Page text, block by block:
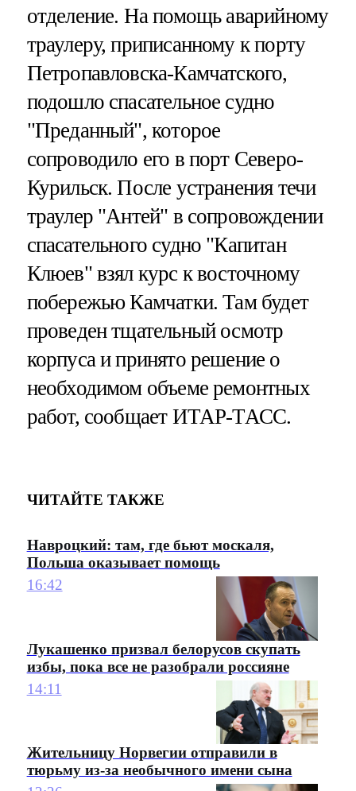
отделение. На помощь аварийному
траулеру, приписанному к порту
Петропавловска-Камчатского,
подошло спасательное судно
"Преданный", которое
сопроводило его в порт Северо-
Курильск. После устранения течи
траулер "Антей" в сопровождении
спасательного судно "Капитан
Клюев" взял курс к восточному
побережью Камчатки. Там будет
проведен тщательный осмотр
корпуса и принято решение о
необходимом объеме ремонтных
работ, сообщает ИТАР-ТАСС.
ЧИТАЙТЕ ТАКЖЕ
Навроцкий: там, где бьют москаля,
Польша оказывает помощь
16:42
Лукашенко призвал белорусов скупать
избы, пока все не разобрали россияне
14:11
Жительницу Норвегии отправили в
тюрьму из-за необычного имени сына